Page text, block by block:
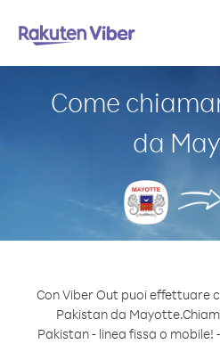
Come
da
Con Viber Out puoi effettuare
Pakistan da Mayotte.
Pakistan - linea fissa o